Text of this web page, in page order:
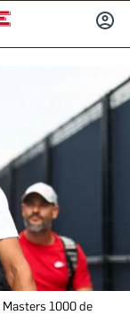
1000 de